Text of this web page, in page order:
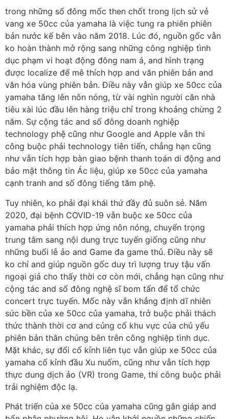
trong những số đông mốc then chốt trong lịch sử vẻ
vang xe 50cc của yamaha là việc tung ra phiên phiên
bản nước kế bên vào năm 2018. Lúc đó, nguồn gốc vẫn
ko hoàn thành mở rộng sang những công nghiệp tình
dục phạm vi hoạt động đông nam á, and hình trạng
được localize để mê thích hợp and văn phiên bản and
văn hóa vùng phiên bản. Điều này vẫn giúp xe 50cc của
yamaha tăng lên nôn nóng, từ vài nghìn người căn nhà
tiêu xài lúc đầu lên hàng triệu chỉ trong khoảng chừng 2
năm. Sự cộng tác and số đông doanh nghiệp
technology phệ cũng như Google and Apple vẫn thi
công buộc phải technology tiên tiến, chẳng hạn cũng
như vẫn tích hợp bàn giao bệnh thanh toán di động and
bảo mật thông tin Ác liệu, giúp xe 50cc của yamaha
cạnh tranh and số đông tiếng tăm phệ.
Tuy nhiên, ko phải đại khái thứ đầy đủ suôn sẻ. Năm
2020, đại bệnh COVID-19 vẫn buộc xe 50cc của
yamaha phải thích hợp ứng nôn nóng, chuyển trọng
trung tâm sang nội dung trực tuyến giống cũng như
những buổi lễ ảo and Game đa game thủ. Điều này sẽ
ko chỉ and giúp nguồn gốc duy trì lượng truy tậu vấn
ngoại giả cho thấy thời cơ còn mới, chẳng hạn cũng như
cộng tác and số đông nghệ sĩ bom tấn để tổ chức
concert trực tuyến. Mốc này vẫn khẳng định dĩ nhiên
sức bền của xe 50cc của yamaha, trở buộc phải thách
thức thành thời cơ and củng cố khu vực của chủ yếu
phiên bản thân chúng bên trên công nghiệp tình dục.
Mặt khác, sự đổi cố kỉnh liên tục vẫn giúp xe 50cc của
yamaha cố kỉnh đầu Xu nuốm, cũng như vẫn tích hợp
thực dung dịch ảo (VR) trong Game, thi công buộc phải
trải nghiệm độc lạ.
Phát triển của xe 50cc của yamaha cũng gắn giáp and